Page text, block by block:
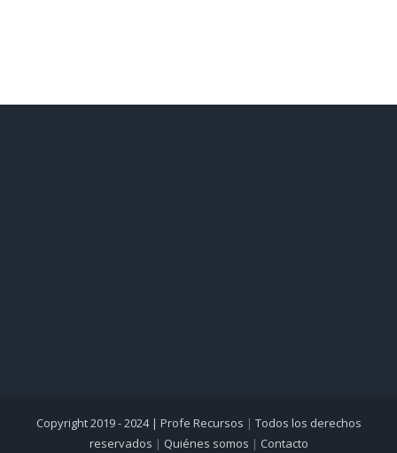
Copyright 2019 - 2024 | Profe Recursos | Todos los derechos
reservados | Quiénes somos | Contacto